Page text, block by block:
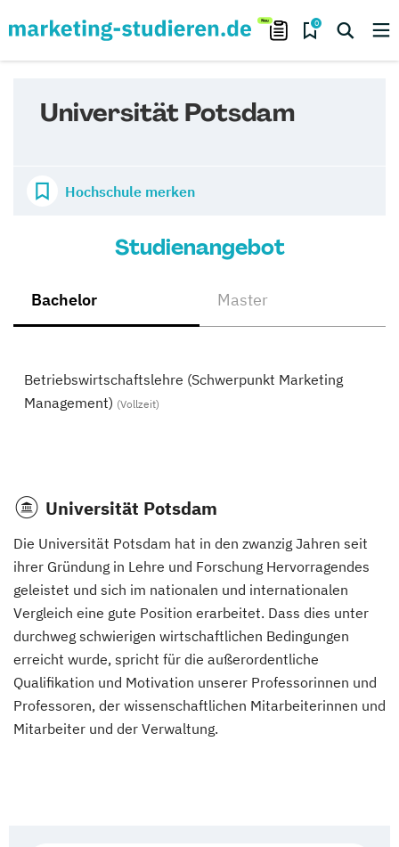
0
Universität Potsdam
Hochschule merken
Studienangebot
Bachelor Master
Betriebswirtschaftslehre (Schwerpunkt Marketing
Management) (Vollzeit)
Universität Potsdam
Die Universität Potsdam hat in den zwanzig Jahren seit
ihrer Gründung in Lehre und Forschung Hervorragendes
geleistet und sich im nationalen und internationalen
Vergleich eine gute Position erarbeitet. Dass dies unter
durchweg schwierigen wirtschaftlichen Bedingungen
erreicht wurde, spricht für die außerordentliche
Qualifikation und Motivation unserer Professorinnen und
Professoren, der wissenschaftlichen Mitarbeiterinnen und
Mitarbeiter und der Verwaltung.